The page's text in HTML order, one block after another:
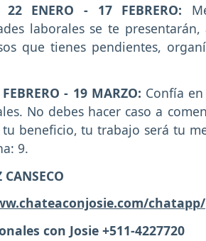
22 ENERO - 17 FEBRERO:
laborales se te
que tienes pendientes,
- 19 MARZO: Confía
No debes hacer caso a
beneficio, tu trabajo será tu
9.
CANSECO
chatapp/
con Josie +511-4227720